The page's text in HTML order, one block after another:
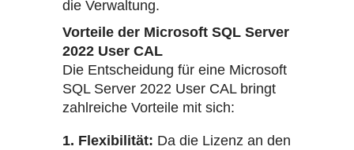
die Verwaltung.
Vorteile der Microsoft SQL Server
2022 User CAL
Die Entscheidung für eine Microsoft
SQL Server 2022 User CAL bringt
zahlreiche Vorteile mit sich:
1. Flexibilität: Da die Lizenz an den